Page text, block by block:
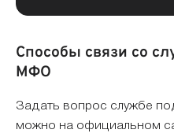
Способы связи со
МФО
Задать вопрос службе
можно на официальном